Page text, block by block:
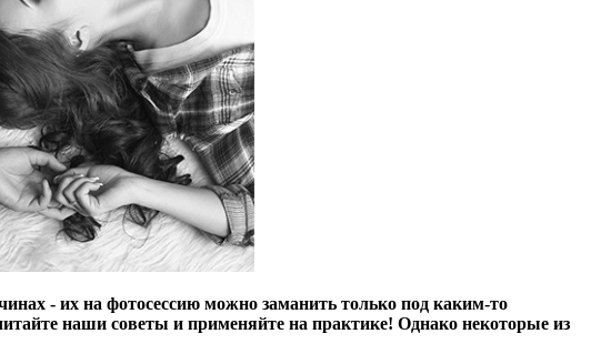
- их на фотосессию можно заманить только под каким-то
наши советы и применяйте на практике! Однако некоторые из